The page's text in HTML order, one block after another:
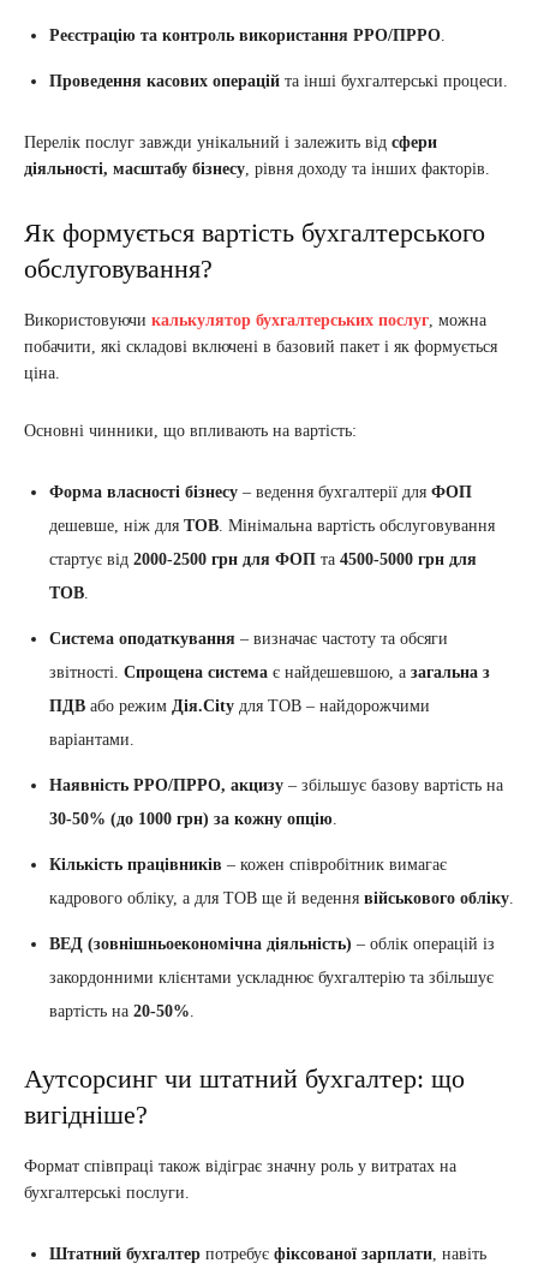
Реєстрацію та контроль використання РРО/ПРРО.
Проведення касових операцій та інші бухгалтерські процеси.
Перелік послуг завжди унікальний і залежить від сфери
діяльності, масштабу бізнесу, рівня доходу та інших факторів.
Як формується вартість бухгалтерського
обслуговування?
Використовуючи калькулятор бухгалтерських послуг, можна
побачити, які складові включені в базовий пакет і як формується
ціна.
Основні чинники, що впливають на вартість:
Форма власності бізнесу – ведення бухгалтерії для ФОП
дешевше, ніж для ТОВ. Мінімальна вартість обслуговування
стартує від 2000-2500 грн для ФОП та 4500-5000 грн для
ТОВ.
Система оподаткування – визначає частоту та обсяги
звітності. Спрощена система є найдешевшою, а загальна з
ПДВ або режим Дія.City для ТОВ – найдорожчими
варіантами.
Наявність РРО/ПРРО, акцизу – збільшує базову вартість на
30-50% (до 1000 грн) за кожну опцію.
Кількість працівників – кожен співробітник вимагає
кадрового обліку, а для ТОВ ще й ведення військового обліку.
ВЕД (зовнішньоекономічна діяльність) – облік операцій із
закордонними клієнтами ускладнює бухгалтерію та збільшує
вартість на 20-50%.
Аутсорсинг чи штатний бухгалтер: що
вигідніше?
Формат співпраці також відіграє значну роль у витратах на
бухгалтерські послуги.
Штатний бухгалтер потребує фіксованої зарплати, навіть